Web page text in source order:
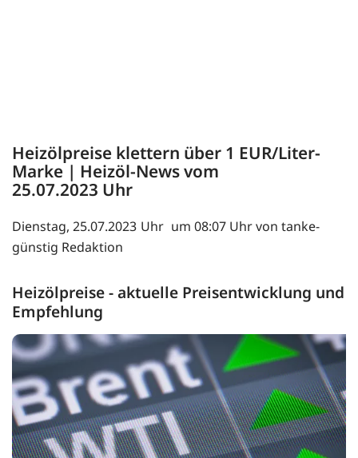
Heizölpreise klettern über 1 EUR/Liter-
Marke | Heizöl-News vom
25.07.2023
Dienstag, 25.07.2023
um 08:07 Uhr von tanke-
günstig Redaktion
Heizölpreise - aktuelle Preisentwicklung und
Empfehlung